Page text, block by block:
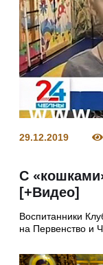
29.12.2019
С
[+Видео]
Воспитанники
на Первенство и